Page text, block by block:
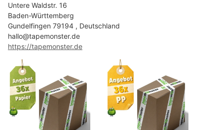
Untere Waldstr. 16
Baden-Württemberg
Gundelfingen 79194 , Deutschland
hallo@tapemonster.de
https://tapemonster.de